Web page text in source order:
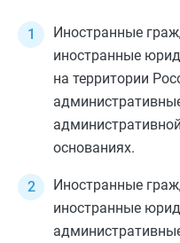
Иностранные
иностранные
на территории
основаниях.
Иностранные
иностранные